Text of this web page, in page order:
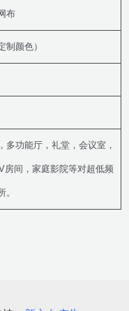
布
颜色）
多功能厅，礼堂，会议室，
房间，家庭影院等对超低频